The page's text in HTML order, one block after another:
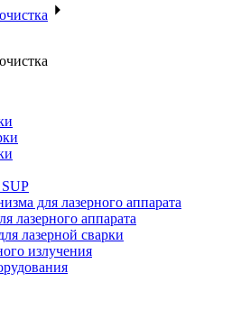
для лазерного аппарата
лазерного аппарата
лазерной сварки
излучения